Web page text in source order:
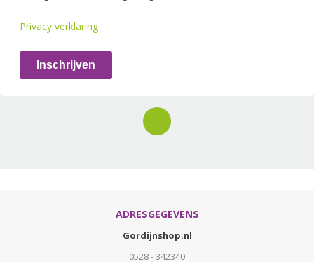
Privacy verklaring
Inschrijven
ADRESGEGEVENS
Gordijnshop.nl
0528 - 342340